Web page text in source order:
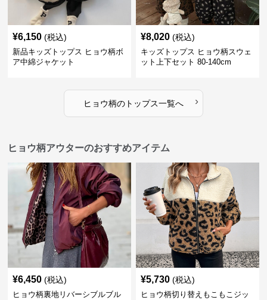
¥6,150 (税込)
新品キッズトップス ヒョウ柄ボ
ア中綿ジャケット
¥8,020 (税込)
キッズトップス ヒョウ柄スウェ
ット上下セット 80-140cm
ヒョウ柄のトップス一覧へ ›
ヒョウ柄アウターのおすすめアイテム
¥6,450 (税込)
ヒョウ柄裏地リバーシブルブル
¥5,730 (税込)
ヒョウ柄切り替えもこもこジッ